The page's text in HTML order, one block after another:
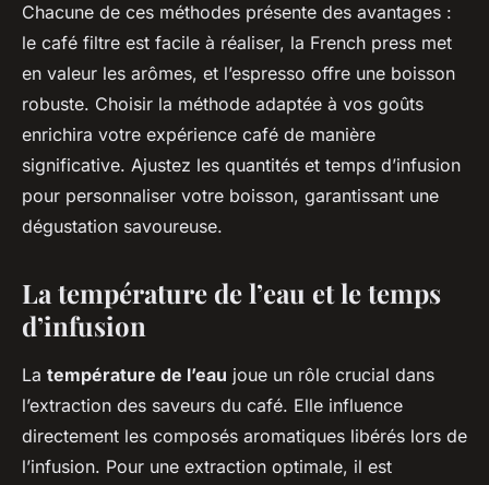
Chacune de ces méthodes présente des avantages :
le café filtre est facile à réaliser, la French press met
en valeur les arômes, et l’espresso offre une boisson
robuste. Choisir la méthode adaptée à vos goûts
enrichira votre expérience café de manière
significative. Ajustez les quantités et temps d’infusion
pour personnaliser votre boisson, garantissant une
dégustation savoureuse.
La température de l’eau et le temps
d’infusion
La température de l’eau joue un rôle crucial dans
l’extraction des saveurs du café. Elle influence
directement les composés aromatiques libérés lors de
l’infusion. Pour une extraction optimale, il est